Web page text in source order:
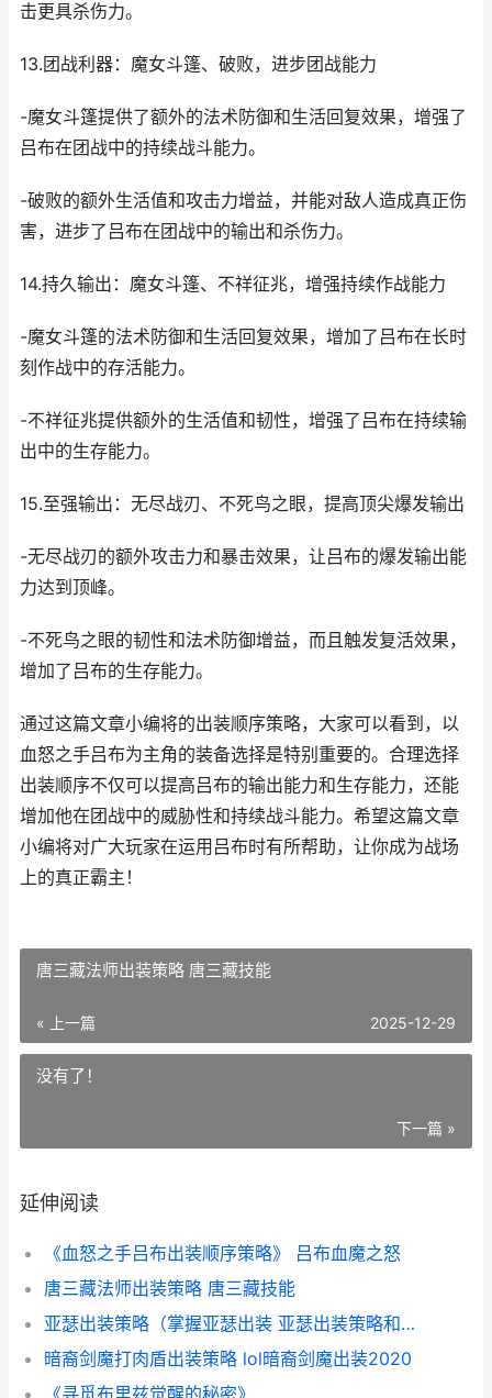
击更具杀伤力。
13.团战利器：魔女斗篷、破败，进步团战能力
-魔女斗篷提供了额外的法术防御和生活回复效果，增强了
吕布在团战中的持续战斗能力。
-破败的额外生活值和攻击力增益，并能对敌人造成真正伤
害，进步了吕布在团战中的输出和杀伤力。
14.持久输出：魔女斗篷、不祥征兆，增强持续作战能力
-魔女斗篷的法术防御和生活回复效果，增加了吕布在长时
刻作战中的存活能力。
-不祥征兆提供额外的生活值和韧性，增强了吕布在持续输
出中的生存能力。
15.至强输出：无尽战刃、不死鸟之眼，提高顶尖爆发输出
-无尽战刃的额外攻击力和暴击效果，让吕布的爆发输出能
力达到顶峰。
-不死鸟之眼的韧性和法术防御增益，而且触发复活效果，
增加了吕布的生存能力。
通过这篇文章小编将的出装顺序策略，大家可以看到，以
血怒之手吕布为主角的装备选择是特别重要的。合理选择
出装顺序不仅可以提高吕布的输出能力和生存能力，还能
增加他在团战中的威胁性和持续战斗能力。希望这篇文章
小编将对广大玩家在运用吕布时有所帮助，让你成为战场
上的真正霸主！
唐三藏法师出装策略 唐三藏技能
« 上一篇 2025-12-29
没有了！
下一篇 »
延伸阅读
《血怒之手吕布出装顺序策略》 吕布血魔之怒
唐三藏法师出装策略 唐三藏技能
亚瑟出装策略（掌握亚瑟出装 亚瑟出装策略和铭文
暗裔剑魔打肉盾出装策略 lol暗裔剑魔出装2020
《寻觅布里兹觉醒的秘密》